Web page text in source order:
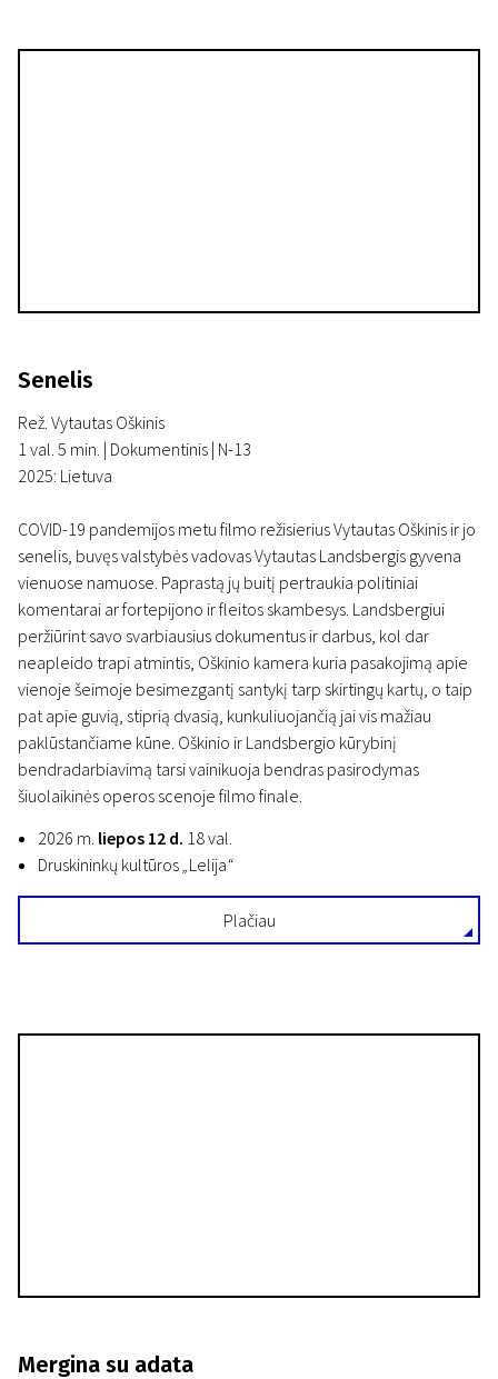
Senelis
Rež. Vytautas Oškinis
1 val. 5 min. | Dokumentinis | N-13
2025: Lietuva
COVID-19 pandemijos metu filmo režisierius Vytautas Oškinis ir jo
senelis, buvęs valstybės vadovas Vytautas Landsbergis gyvena
vienuose namuose. Paprastą jų buitį pertraukia politiniai
komentarai ar fortepijono ir fleitos skambesys. Landsbergiui
peržiūrint savo svarbiausius dokumentus ir darbus, kol dar
neapleido trapi atmintis, Oškinio kamera kuria pasakojimą apie
vienoje šeimoje besimezgantį santykį tarp skirtingų kartų, o taip
pat apie guvią, stiprią dvasią, kunkuliuojančią jai vis mažiau
paklūstančiame kūne. Oškinio ir Landsbergio kūrybinį
bendradarbiavimą tarsi vainikuoja bendras pasirodymas
šiuolaikinės operos scenoje filmo finale.
2026 m. liepos 12 d. 18 val.
Druskininkų kultūros„Lelija“
Plačiau
Mergina su adata